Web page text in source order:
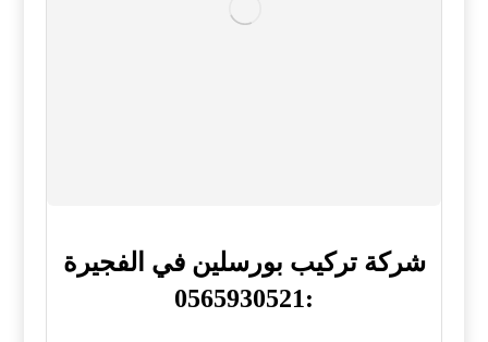
شركة تركيب بورسلين في الفجيرة
:0565930521